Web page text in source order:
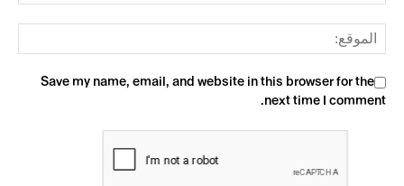
Save my name, email, and website in this browser for the
next time I comment.